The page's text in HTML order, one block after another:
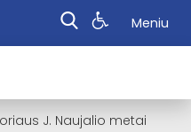
Meniu
J. Naujalio metai